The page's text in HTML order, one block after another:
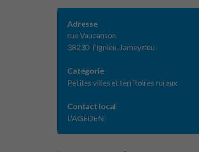
Adresse
rue Vaucanson
38230 Tignieu-Jameyzieu
Catégorie
Petites villes et territoires ruraux
Contact local
L'AGEDEN